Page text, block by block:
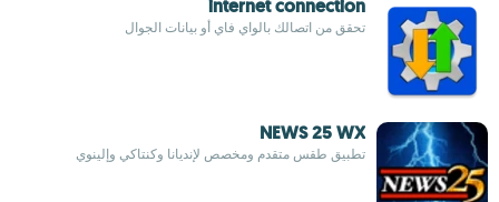
internet connection
تحقق من اتصالك بالواي فاي أو بيانات الجوال
NEWS 25 WX
تطبيق طقس متقدم ومخصص لإنديانا وكنتاكي وإلينوي